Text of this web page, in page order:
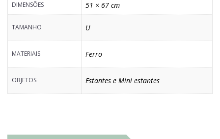
DIMENSÕES 51 × 67 cm
TAMANHO U
MATERIAIS Ferro
OBJETOS Estantes e Mini estantes